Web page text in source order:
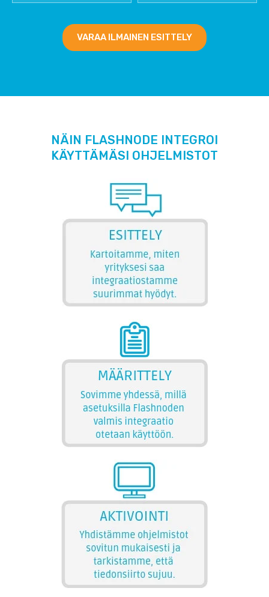
VARAA ILMAINEN ESITTELY
NÄIN FLASHNODE INTEGROI
KÄYTTÄMÄSI OHJELMISTOT